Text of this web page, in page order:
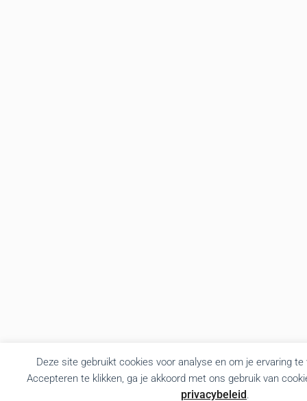
Deze site gebruikt cookies voor analyse en om je ervaring
Accepteren te klikken, ga je akkoord met ons gebruik van
privacybeleid.